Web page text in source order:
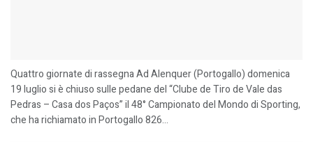
Quattro giornate di rassegna Ad Alenquer (Portogallo) domenica
19 luglio si è chiuso sulle pedane del “Clube de Tiro de Vale das
Pedras – Casa dos Paços” il 48° Campionato del Mondo di Sporting,
che ha richiamato in Portogallo 826...